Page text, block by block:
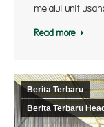
melalui unit
Read more
Berita Terbaru
Berita Terbaru